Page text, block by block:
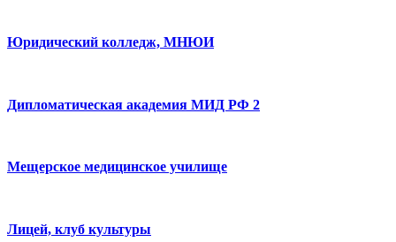
Юридический колледж, МНЮИ
Дипломатическая академия МИД РФ 2
Мещерское медицинское училище
Лицей, клуб культуры